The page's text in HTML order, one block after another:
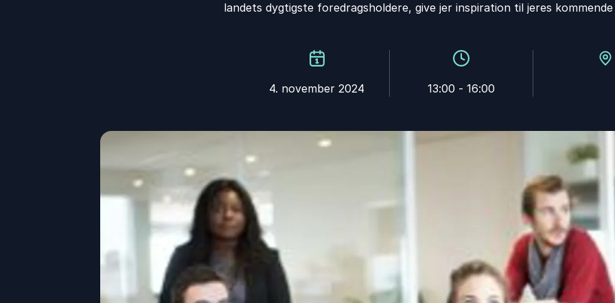
landets dygtigste foredragsholdere, give jer inspiration til jeres
4. november 2024 13:00 - 16:00